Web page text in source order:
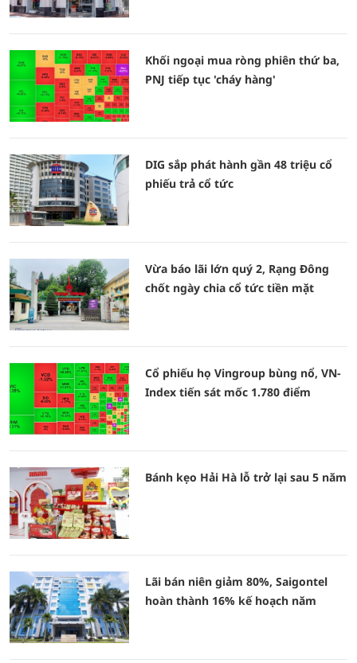
Khối ngoại mua ròng phiên thứ ba,
PNJ tiếp tục 'cháy hàng'
DIG sắp phát hành gần 48 triệu cổ
phiếu trả cổ tức
Vừa báo lãi lớn quý 2, Rạng Đông
chốt ngày chia cổ tức tiền mặt
Cổ phiếu họ Vingroup bùng nổ, VN-
Index tiến sát mốc 1.780 điểm
Bánh kẹo Hải Hà lỗ trở lại sau 5 năm
Lãi bán niên giảm 80%, Saigontel
hoàn thành 16% kế hoạch năm